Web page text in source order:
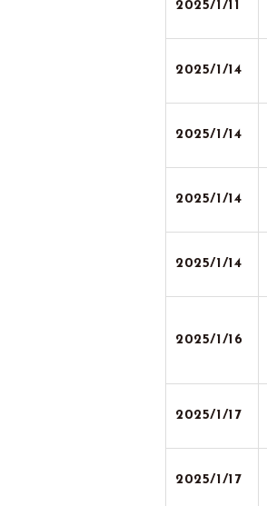
2025/1/11
2025/1/14
2025/1/14
2025/1/14
2025/1/14
2025/1/16
2025/1/17
2025/1/17